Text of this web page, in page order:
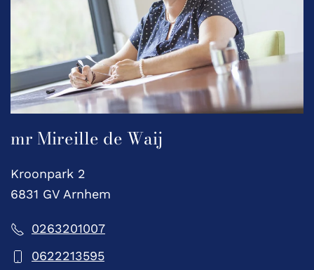
mr Mireille de Waij
Kroonpark 2
6831 GV Arnhem
0263201007
0622213595